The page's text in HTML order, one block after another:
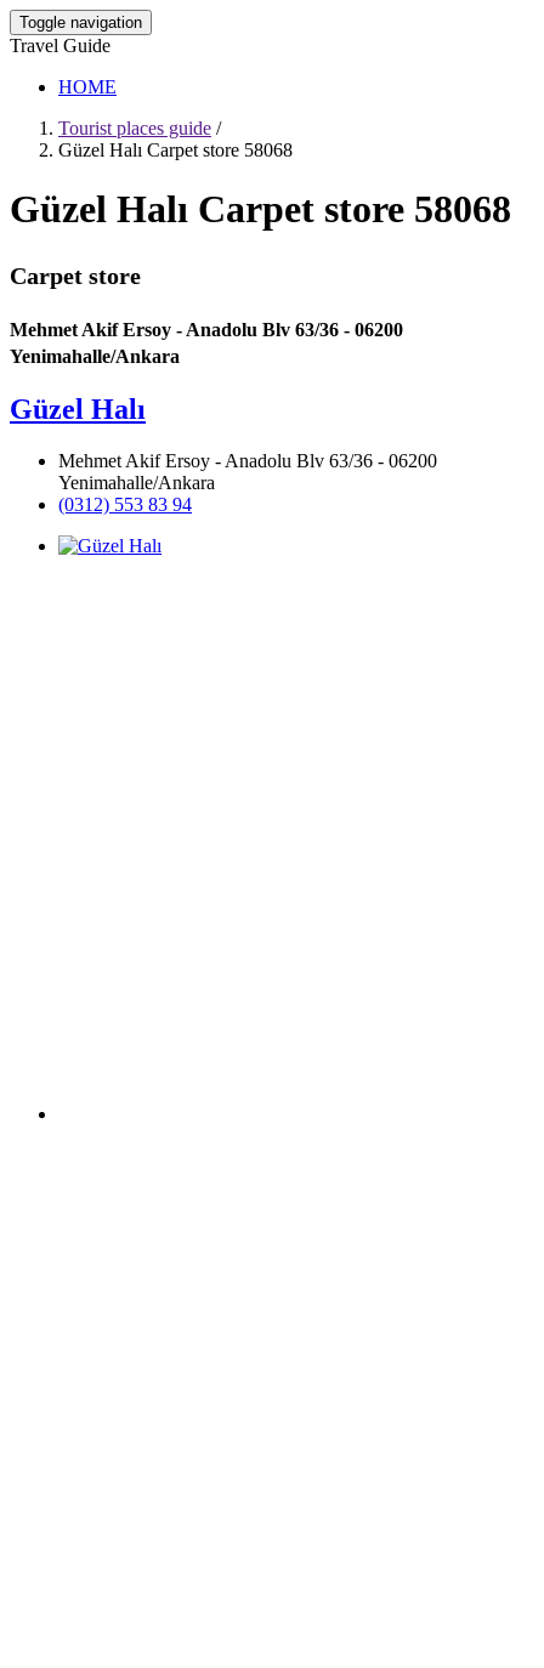
Toggle navigation
Travel Guide
HOME
Tourist places guide /
Güzel Halı Carpet store 58068
Güzel Halı Carpet store 58068
Carpet store
Mehmet Akif Ersoy - Anadolu Blv 63/36 - 06200
Yenimahalle/Ankara
Güzel Halı
Mehmet Akif Ersoy - Anadolu Blv 63/36 - 06200
Yenimahalle/Ankara
(0312) 553 83 94